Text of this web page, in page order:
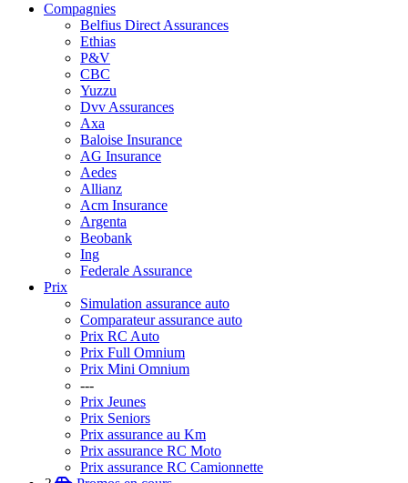
Compagnies
Belfius Direct Assurances
Ethias
P&V
CBC
Yuzzu
Dvv Assurances
Axa
Baloise Insurance
AG Insurance
Aedes
Allianz
Acm Insurance
Argenta
Beobank
Ing
Federale Assurance
Prix
Simulation assurance auto
Comparateur assurance auto
Prix RC Auto
Prix Full Omnium
Prix Mini Omnium
---
Prix Jeunes
Prix Seniors
Prix assurance au Km
Prix assurance RC Moto
Prix assurance RC Camionnette